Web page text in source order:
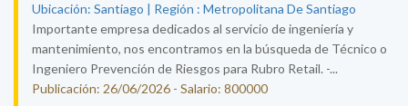
Ubicación: Santiago | Región : Metropolitana De Santiago
Importante empresa dedicados al servicio de ingeniería y
mantenimiento, nos encontramos en la búsqueda de Técnico o
Ingeniero Prevención de Riesgos para Rubro Retail. -...
Publicación: 26/06/2026 - Salario: 800000